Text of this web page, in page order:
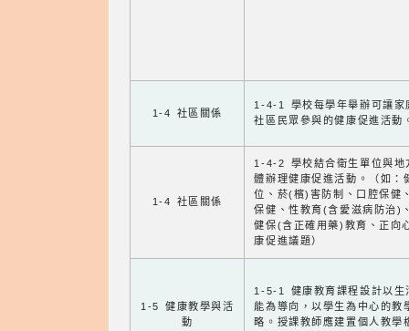
1-4 社區關係
1-4-1 學校每學年舉辦可讓家
社區民眾參與的健康促進活動
1-4 社區關係
1-4-2 學校結合衛生單位與地
體辦理健康促進活動。（如：
位、菸(檳)害防制、口腔保健
保健、性教育(含愛滋病防治)
健保(含正確用藥)教育、正向
康促進議題）
1-5 健康教學與活
動
1-5-1 健康教育課程設計以生
能為導向，以學生為中心的教
略。授課教師應建置個人教學